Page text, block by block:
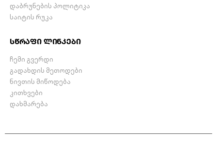
დაბრუნების პოლიტიკა
საიტის რუკა
სწრაფი ლინკები
ჩემი გვერდი
გადახდის მეთოდები
ნივთის მიწოდება
კითხვები
დახმარება